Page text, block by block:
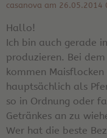
casanova am 26.05.2014
Hallo!
Ich bin auch gerade
produzieren. Bei
kommen
hauptsächlich als
so in Ordnung oder
Getränkes an zu
Wer hat die beste